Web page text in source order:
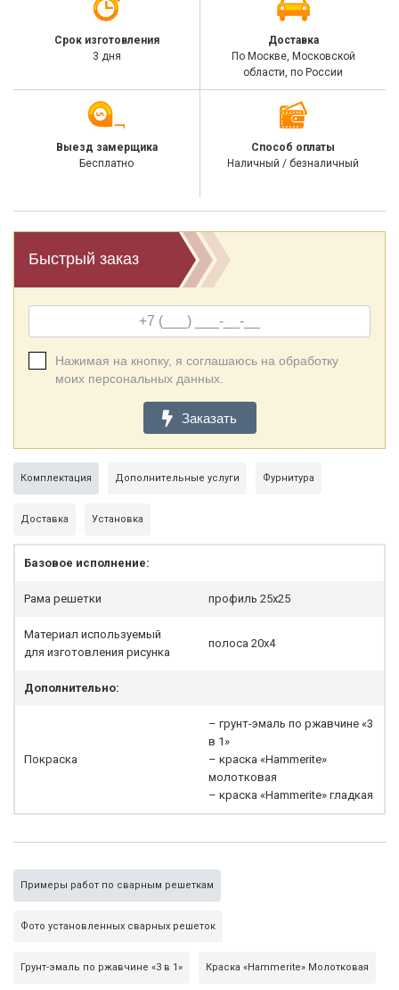
Срок изготовления
3 дня
Доставка
По Москве, Московской
области, по России
Выезд замерщика
Бесплатно
Способ оплаты
Наличный / безналичный
Быстрый заказ
Нажимая на кнопку, я соглашаюсь на обработку
моих персональных данных.
Заказать
Комплектация Дополнительные услуги Фурнитура
Доставка Установка
Базовое исполнение:
Рама решетки профиль 25x25
Материал используемый
для изготовления рисунка
полоса 20х4
Дополнительно:
Покраска
– грунт-эмаль по ржавчине «3
в 1»
– краска «Hammerite»
молотковая
– краска «Hammerite» гладкая
Примеры работ по сварным решеткам
Фото установленных сварных решеток
Грунт-эмаль по ржавчине «3 в 1» Краска «Hammerite» Молотковая